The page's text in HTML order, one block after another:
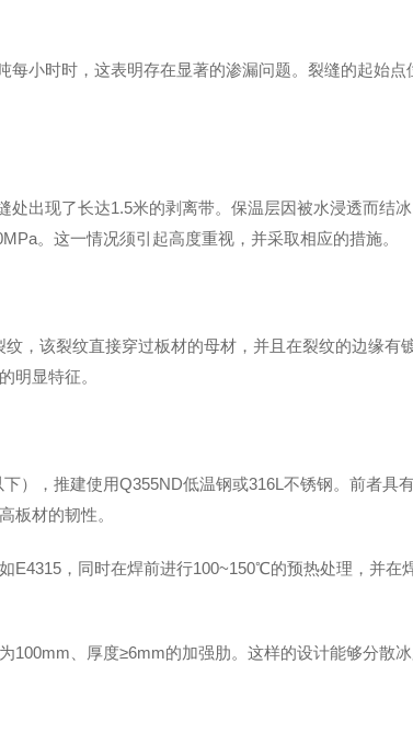
每小时时，这表明存在显著的渗漏问题。裂缝的起始点
出现了长达1.5米的剥离带。保温层因被水浸透而结
。这一情况须引起高度重视，并采取相应的措施。
，该裂纹直接穿过板材的母材，并且在裂纹的边缘有
明显特征。
），推建使用Q355ND低温钢或316L不锈钢。前者具
板材的韧性。
E4315，同时在焊前进行100~150℃的预热处理，并在
100mm、厚度≥6mm的加强肋。这样的设计能够分散